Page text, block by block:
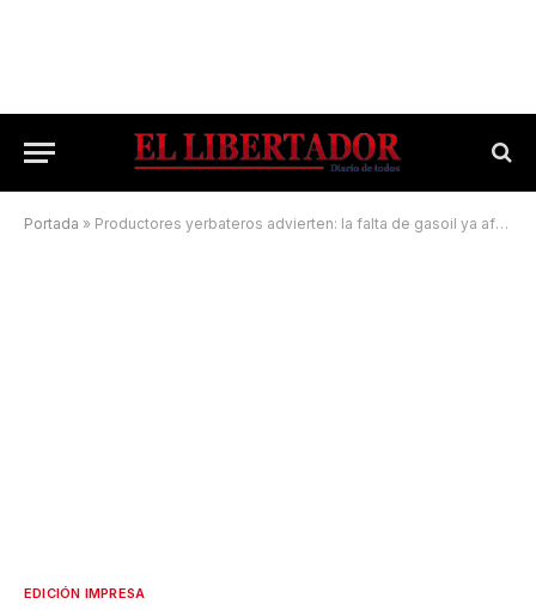
Portada » Productores yerbateros advierten: la falta de gasoil ya afecta las cosechas
EDICIÓN IMPRESA